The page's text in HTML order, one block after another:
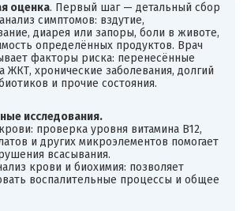
оценка. Первый шаг — детальный сбор
симптомов: вздутие,
диарея или запоры, боли в животе,
определённых продуктов. Врач
факторы риска: перенесённые
ЖКТ, хронические заболевания, долгий
и прочие состояния.
исследования.
проверка уровня витамина B12,
и других микроэлементов помогает
всасывания.
крови и биохимия: позволяет
воспалительные процессы и общее